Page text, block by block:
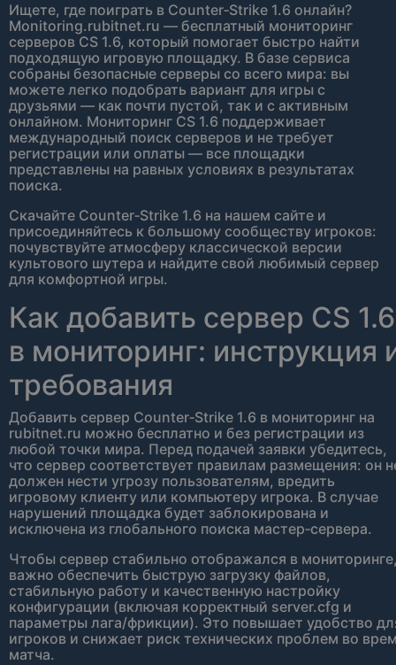
Ищете, где поиграть в Counter‑Strike 1.6 онлайн?
Monitoring.rubitnet.ru — бесплатный мониторинг
серверов CS 1.6, который помогает быстро найти
подходящую игровую площадку. В базе сервиса
собраны безопасные серверы со всего мира: вы
можете легко подобрать вариант для игры с
друзьями — как почти пустой, так и с активным
онлайном. Мониторинг CS 1.6 поддерживает
международный поиск серверов и не требует
регистрации или оплаты — все площадки
представлены на равных условиях в результатах
поиска.
Скачайте Counter‑Strike 1.6 на нашем сайте и
присоединяйтесь к большому сообществу игроков:
почувствуйте атмосферу классической версии
культового шутера и найдите свой любимый сервер
для комфортной игры.
Как добавить сервер CS 1.6
в мониторинг: инструкция
требования
Добавить сервер Counter‑Strike 1.6 в мониторинг на
rubitnet.ru можно бесплатно и без регистрации из
любой точки мира. Перед подачей заявки убедитесь,
что сервер соответствует правилам размещения: он
должен нести угрозу пользователям, вредить
игровому клиенту или компьютеру игрока. В случае
нарушений площадка будет заблокирована и
исключена из глобального поиска мастер‑сервера.
Чтобы сервер стабильно отображался в
важно обеспечить быструю загрузку файлов,
стабильную работу и качественную настройку
конфигурации (включая корректный server.cfg и
параметры лага/фрикции). Это повышает удобство
игроков и снижает риск технических проблем во
матча.